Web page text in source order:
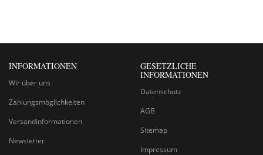
INFORMATIONEN
Wir über uns
Zahlungsmöglichkeiten
Versandinformationen
Newsletter
GESETZLICHE
INFORMATIONEN
Datenschutz
AGB
Sitemap
Impressum